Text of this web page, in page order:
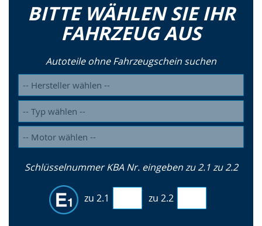
BITTE WÄHLEN SIE IHR
FAHRZEUG AUS
Autoteile ohne Fahrzeugschein suchen
Schlüsselnummer KBA Nr. eingeben zu 2.1 zu 2.2
zu 2.1 zu 2.2